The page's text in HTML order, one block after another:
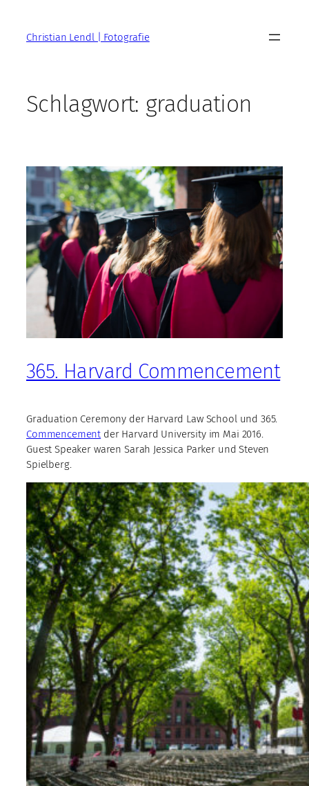
springenChristian Lendl | Fotografie
Schlagwort: graduation
365. Harvard Commencement
Graduation Ceremony der Harvard Law School und 365.
Commencement der Harvard University im Mai 2016.
Guest Speaker waren Sarah Jessica Parker und Steven
Spielberg.